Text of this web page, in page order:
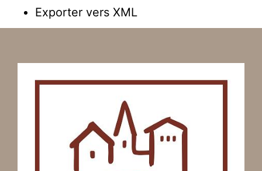
Exporter vers XML